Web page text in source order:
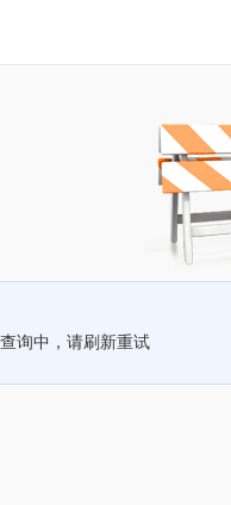
询中，请刷新重试